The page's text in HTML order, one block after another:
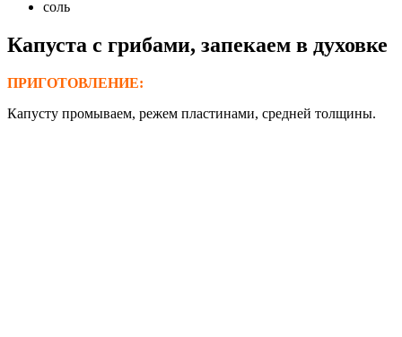
соль
Капуста с грибами, запекаем в духовке
ПРИГОТОВЛЕНИЕ:
Капусту промываем, режем пластинами, средней толщины.